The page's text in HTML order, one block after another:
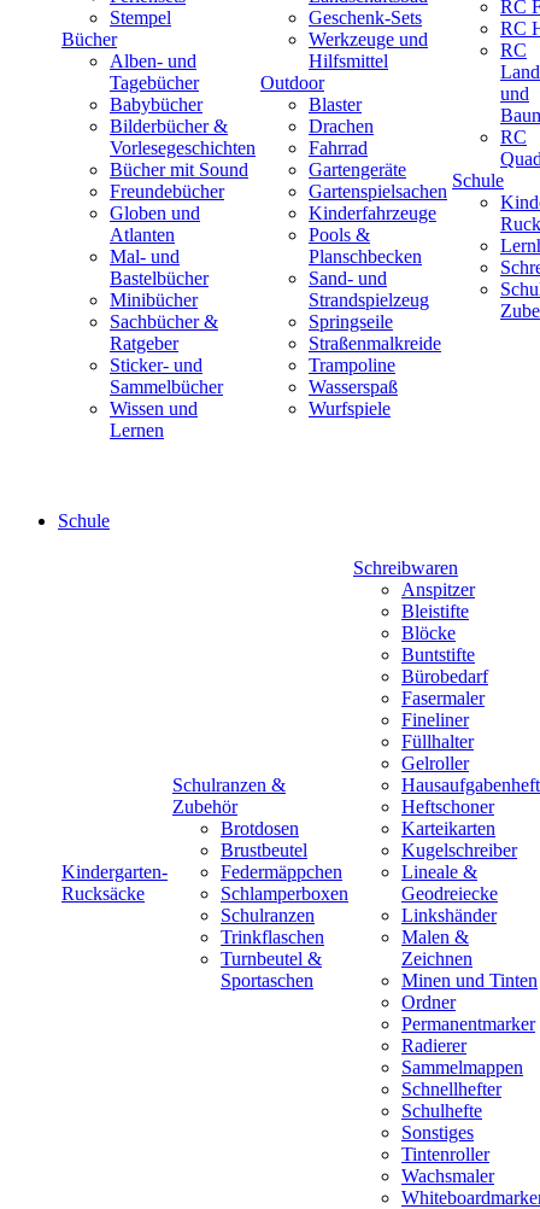
Stempel
Bücher
Alben- und
Tagebücher
Babybücher
Bilderbücher &
Vorlesegeschichten
Bücher mit Sound
Freundebücher
Globen und
Atlanten
Mal- und
Bastelbücher
Minibücher
Sachbücher &
Ratgeber
Sticker- und
Sammelbücher
Wissen und
Lernen
Geschenk-Sets
Werkzeuge und
Hilfsmittel
Outdoor
Blaster
Drachen
Fahrrad
Gartengeräte
Gartenspielsachen
Kinderfahrzeuge
Pools &
Planschbecken
Sand- und
Strandspielzeug
Springseile
Straßenmalkreide
Trampoline
Wasserspaß
Wurfspiele
RC
RC
RC
und
RC
Schule
Schule
Kindergarten-
Rucksäcke
Schulranzen &
Zubehör
Brotdosen
Brustbeutel
Federmäppchen
Schlamperboxen
Schulranzen
Trinkflaschen
Turnbeutel &
Sportaschen
Schreibwaren
Anspitzer
Bleistifte
Blöcke
Buntstifte
Bürobedarf
Fasermaler
Fineliner
Füllhalter
Gelroller
Hausaufgabenheft
Heftschoner
Karteikarten
Kugelschreiber
Lineale &
Geodreiecke
Linkshänder
Malen &
Zeichnen
Minen und Tinten
Ordner
Permanentmarker
Radierer
Sammelmappen
Schnellhefter
Schulhefte
Sonstiges
Tintenroller
Wachsmaler